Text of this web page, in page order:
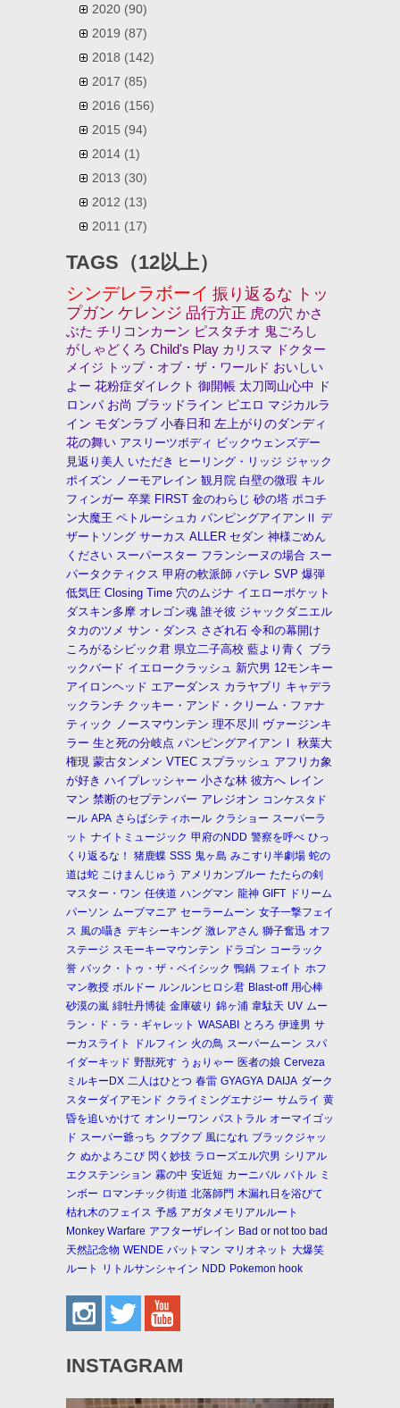
2020 (90)
2019 (87)
2018 (142)
2017 (85)
2016 (156)
2015 (94)
2014 (1)
2013 (30)
2012 (13)
2011 (17)
TAGS（12以上）
シンデレラボーイ 振り返るな トッ
プガン ケレンジ 品行方正 虎の穴 かさ
ぶた チリコンカーン ピスタチオ 鬼ごろし
がしゃどくろ Child's Play カリスマ
ドクター
メイジ
トップ・オブ・ザ・ワールド おいしい
よー 花粉症ダイレクト 御開帳 太刀岡山心中
ド
ロンパ お尚 ブラッドライン ピエロ マジカルラ
イン モダンラブ 小春日和 左上がりのダンディ
花の舞い アスリーツボディ ビックウェンズデー
見返り美人 いただき ヒーリング・リッジ ジャック
ポイズン ノーモアレイン 観月院 白壁の微瑕 キル
フィンガー 卒業 FIRST 金のわらじ 砂の塔 ポコチ
ン大魔王 ペトルーシュカ パンピングアイアンⅡ デ
ザートソング サーカス ALLER セダン 神様ごめん
ください スーパースター フランシーヌの場合 スー
パータクティクス 甲府の軟派師 バテレ SVP 爆弾
低気圧 Closing Time 穴のムジナ イエローポケット
ダスキン多摩 オレゴン魂 誰そ彼 ジャックダニエル
タカのツメ サン・ダンス さざれ石 令和の幕開け
ころがるシビック君 県立二子高校 藍より青く ブラ
ックバード イエロークラッシュ 新穴男 12モンキー
アイロンヘッド エアーダンス カラヤブリ キャデラ
ックランチ クッキー・アンド・クリーム・ファナ
ティック
ノースマウンテン 理不尽川 ヴァージンキ
ラー 生と死の分岐点 パンピングアイアンⅠ
秋葉大
権現 蒙古タンメン VTEC スプラッシュ アフリカ象
が好き ハイプレッシャー 小さな林 彼方へ レイン
マン 禁断のセプテンバー アレジオン コンケスタド
ール APA さらばシティホール クラショー スーパーラ
ット ナイトミュージック 甲府のNDD 警察を呼べ ひっ
くり返るな！
猪鹿蝶 SSS 鬼ヶ島 みこすり半劇場 蛇の
道は蛇 こけまんじゅう アメリカンブルー たたらの剣
マスター・ワン 任侠道 ハングマン 龍神 GIFT ドリーム
パーソン ムーブマニア セーラームーン 女子一撃フェイ
ス 風の囁き デキシーキング 激レアさん 獅子奮迅 オフ
ステージ スモーキーマウンテン ドラゴン コーラック
誉 バック・トゥ・ザ・ベイシック 鴨鍋 フェイト ホフ
マン教授 ボルドー ルンルンヒロシ君 Blast-off 用心棒
砂漠の嵐 緋牡丹博徒 金庫破り 錦ヶ浦 韋駄天 UV ムー
ラン・ド・ラ・ギャレット WASABI とろろ 伊達男 サ
ーカスライト
ドルフィン 火の鳥 スーパームーン スパ
イダーキッド 野獣死す うぉりゃー 医者の娘 Cerveza
ミルキーDX 二人はひとつ 春雷 GYAGYA DAIJA ダーク
スターダイアモンド クライミングエナジー サムライ 黄
昏を追いかけて オンリーワン パストラル オーマイゴッ
ド スーパー爺っち クプクプ 風になれ ブラックジャッ
ク ぬかよろこび 閃く妙技 ラローズエル穴男 シリアル
エクステンション 霧の中 安近短 カーニバル バトル ミ
ンボー ロマンチック街道 北落師門 木漏れ日を浴びて
枯れ木のフェイス 予感 アガタメモリアルルート
Monkey Warfare アフターザレイン Bad or not too bad
天然記念物 WENDE バットマン マリオネット 大爆笑
ルート
リトルサンシャイン NDD Pokemon hook
INSTAGRAM